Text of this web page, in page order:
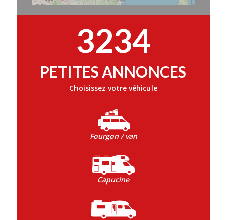
3234
PETITES ANNONCES
Choisissez votre véhicule
Fourgon / van
Capucine